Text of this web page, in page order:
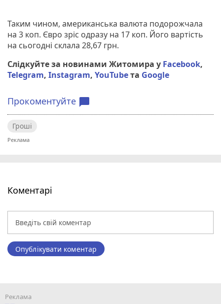
Таким чином, американська валюта подорожчала
на 3 коп. Євро зріс одразу на 17 коп. Його вартість
на сьогодні склала 28,67 грн.
Слідкуйте за новинами Житомира у Facebook,
Telegram, Instagram, YouTubeта Google
Прокоментуйте chat_bubble
Гроші
Коментарі
Опублікувати коментар